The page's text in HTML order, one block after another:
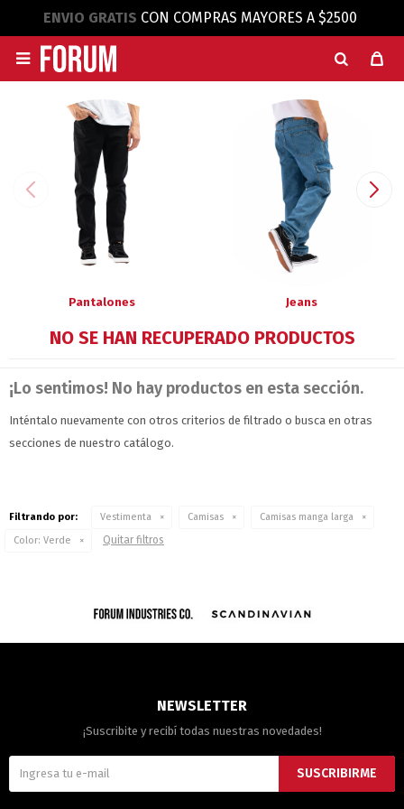
ENVIO GRATIS CON COMPRAS MAYORES A $2500

Pantalones Jeans
NO SE HAN RECUPERADO PRODUCTOS
¡Lo sentimos! No hay productos en esta sección.
Inténtalo nuevamente con otros criterios de filtrado o busca en otras
secciones de nuestro catálogo.
Filtrando por: Vestimenta Camisas
Camisas manga larga
Color: Verde Quitar filtros
NEWSLETTER
¡Suscribite y recibí todas nuestras novedades!
SUSCRIBIRME